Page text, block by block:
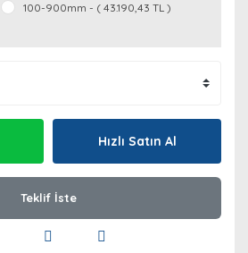
100-900mm - ( 43.190,43 TL )
Hızlı Satın Al
Teklif İste